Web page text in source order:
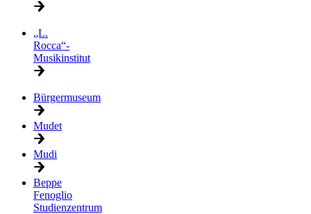
„L.
Rocca“-
Musikinstitut
Bürgermuseum
Mudet
Mudi
Beppe
Fenoglio
Studienzentrum